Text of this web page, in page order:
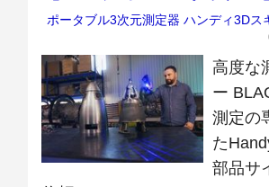
ポータブル3次元測定器 ハンディ3Dス
高度な
ー
測定の
た
部品サ